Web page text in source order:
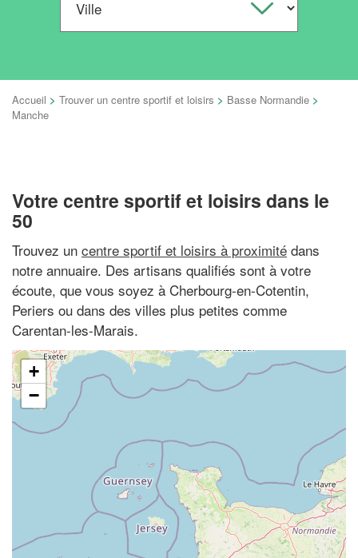
Accueil > Trouver un centre sportif et loisirs > Basse Normandie >
Manche
Votre centre sportif et loisirs dans le
50
Trouvez un centre sportif et loisirs à proximité dans
notre annuaire. Des artisans qualifiés sont à votre
écoute, que vous soyez à Cherbourg-en-Cotentin,
Periers ou dans des villes plus petites comme
Carentan-les-Marais.
+
−